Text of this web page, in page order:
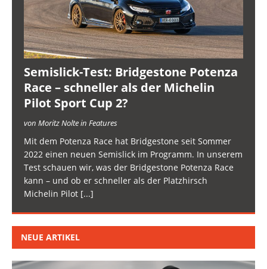
Semislick-Test: Bridgestone Potenza
Race – schneller als der Michelin
Pilot Sport Cup 2?
von Moritz Nolte in Features
Mit dem Potenza Race hat Bridgestone seit Sommer
2022 einen neuen Semislick im Programm. In unserem
Test schauen wir, was der Bridgestone Potenza Race
kann – und ob er schneller als der Platzhirsch
Michelin Pilot [...]
NEUE ARTIKEL